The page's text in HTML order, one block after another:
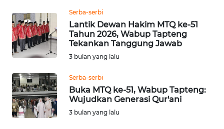
Serba-serbi
Lantik Dewan Hakim MTQ ke-51
Tahun 2026, Wabup Tapteng
Tekankan Tanggung Jawab
3 bulan yang lalu
Serba-serbi
Buka MTQ ke-51, Wabup Tapteng:
Wujudkan Generasi Qur'ani
3 bulan yang lalu
WN
SUMUT
JAKARTA
WN
JABAR